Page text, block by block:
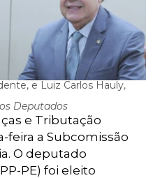
e Luiz Carlos Hauly,
Deputados
e Tributação
feira a Subcomissão
O deputado
PE) foi eleito